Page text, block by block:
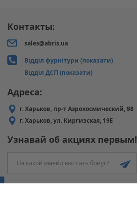
Контакты:
sales@abris.ua
Відділ фурнітури (показати)
Відділ ДСП (показати)
Адреса:
г. Харьков, пр-т Аэрокосмический, 98
г. Харьков, ул. Киргизская, 19Е
Узнавай об акциях первым!